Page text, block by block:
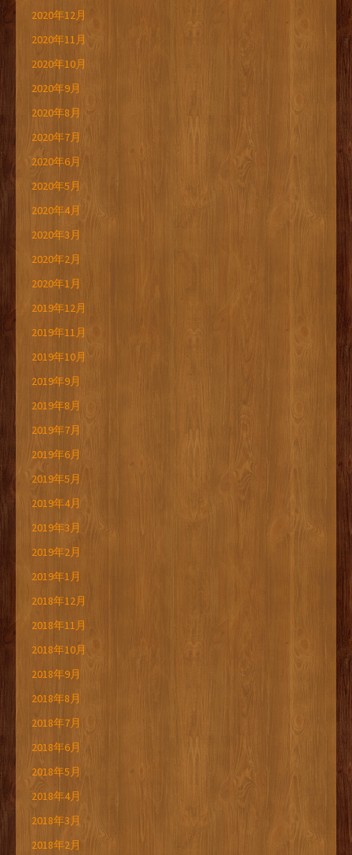
2020年12月
2020年11月
2020年10月
2020年9月
2020年8月
2020年7月
2020年6月
2020年5月
2020年4月
2020年3月
2020年2月
2020年1月
2019年12月
2019年11月
2019年10月
2019年9月
2019年8月
2019年7月
2019年6月
2019年5月
2019年4月
2019年3月
2019年2月
2019年1月
2018年12月
2018年11月
2018年10月
2018年9月
2018年8月
2018年7月
2018年6月
2018年5月
2018年4月
2018年3月
2018年2月